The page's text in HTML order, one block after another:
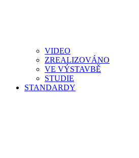
VIDEO
ZREALIZOVÁNO
VE VÝSTAVBĚ
STUDIE
STANDARDY